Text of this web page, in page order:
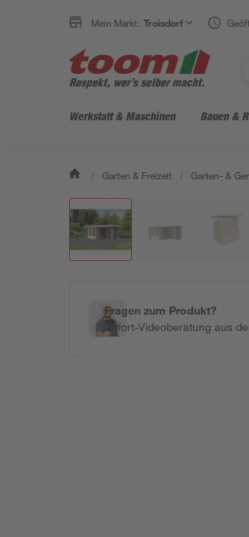
Mein Markt: Troisdorf
Werkstatt & Maschinen Bauen &
/ Garten & Freizeit / Garten- &
Fragen zum Produkt?
Sofort-Videoberatung aus